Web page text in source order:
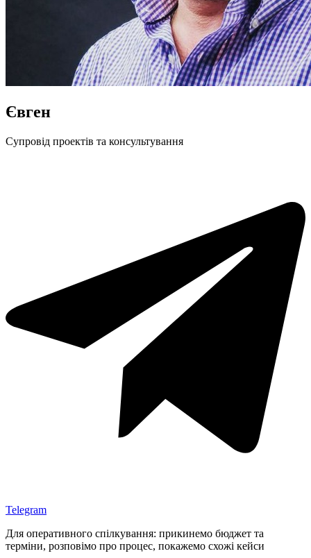
Євген
Cупровід проектів та консультування
Telegram
Для оперативного спілкування: прикинемо бюджет та
терміни, розповімо про процес, покажемо схожі кейси